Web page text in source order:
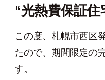
“光熱費保証住
この度、札幌市西区
たので、期間限定の
す。